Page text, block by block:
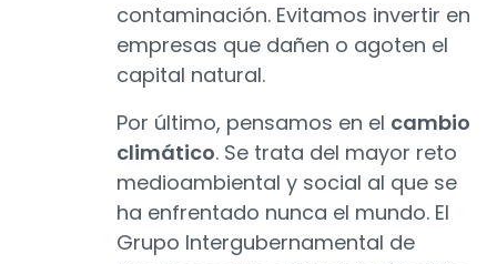
contaminación. Evitamos invertir en
empresas que dañen o agoten el
capital natural.
Por último, pensamos en el cambio
climático. Se trata del mayor reto
medioambiental y social al que se
ha enfrentado nunca el mundo. El
Grupo Intergubernamental de